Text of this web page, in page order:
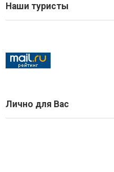
Наши туристы
Лично для Вас